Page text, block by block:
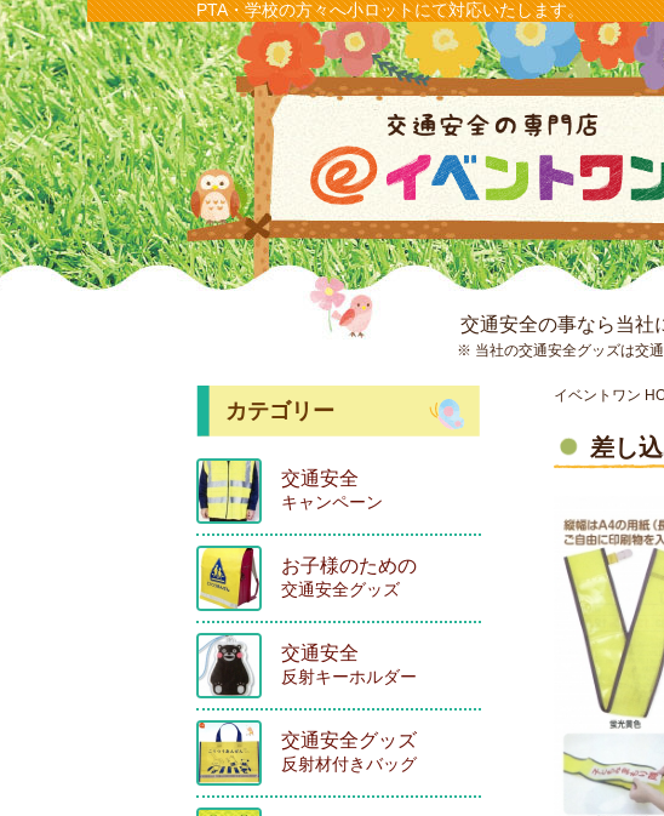
PTA・学校の方々へ小ロットにて対応いたします。
交通安全の事なら当社
※ 当社の交通安全グッズは交
イベントワン
差し
カテゴリー
交通安全
キャンペーン
お子様のための
交通安全グッズ
交通安全
反射キーホルダー
交通安全グッズ
反射材付きバッグ